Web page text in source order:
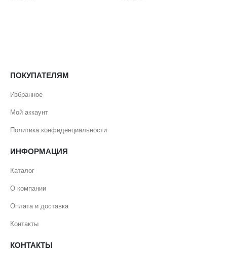
ПОКУПАТЕЛЯМ
Избранное
Мой аккаунт
Политика конфиденциальности
ИНФОРМАЦИЯ
Каталог
О компании
Оплата и доставка
Контакты
КОНТАКТЫ